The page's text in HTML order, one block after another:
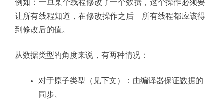
例如：一旦某个线程修改了一个数据，这个操作必须要
让所有线程知道，在修改操作之后，所有线程都应该得
到修改后的值。
从数据类型的角度来说，有两种情况：
对于原子类型（见下文）：由编译器保证数据的
同步。